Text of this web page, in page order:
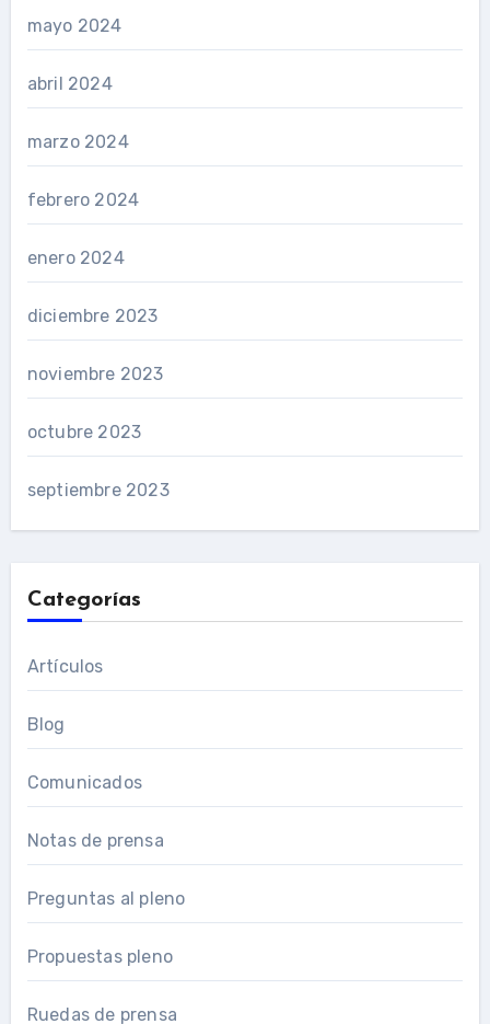
mayo 2024
abril 2024
marzo 2024
febrero 2024
enero 2024
diciembre 2023
noviembre 2023
octubre 2023
septiembre 2023
Categorías
Artículos
Blog
Comunicados
Notas de prensa
Preguntas al pleno
Propuestas pleno
Ruedas de prensa